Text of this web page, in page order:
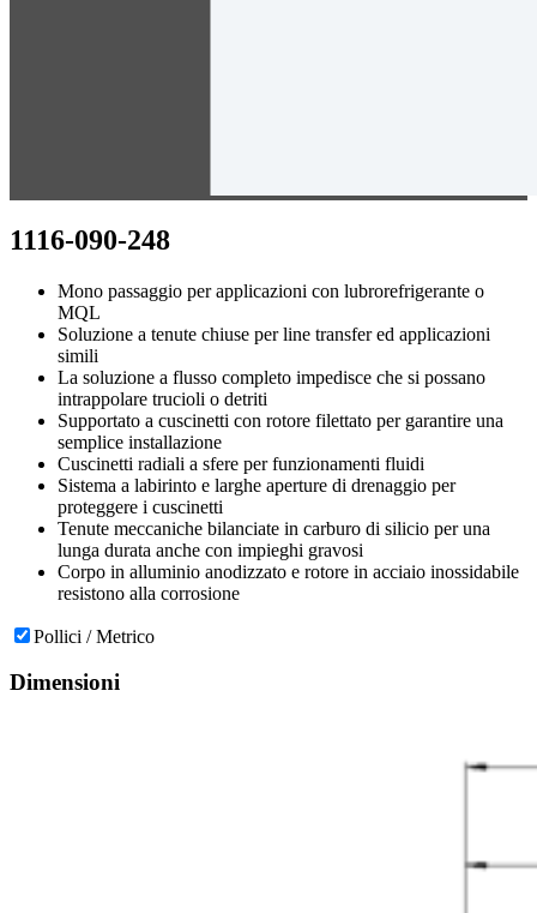
1116-090-248
Mono passaggio per applicazioni con lubrorefrigerante o
MQL
Soluzione a tenute chiuse per line transfer ed applicazioni
simili
La soluzione a flusso completo impedisce che si possano
intrappolare trucioli o detriti
Supportato a cuscinetti con rotore filettato per garantire una
semplice installazione
Cuscinetti radiali a sfere per funzionamenti fluidi
Sistema a labirinto e larghe aperture di drenaggio per
proteggere i cuscinetti
Tenute meccaniche bilanciate in carburo di silicio per una
lunga durata anche con impieghi gravosi
Corpo in alluminio anodizzato e rotore in acciaio inossidabile
resistono alla corrosione
Pollici / Metrico
Dimensioni